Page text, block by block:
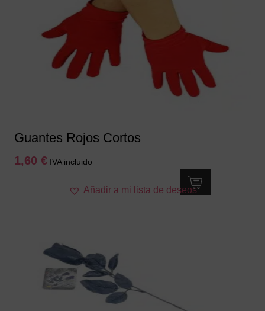
Guantes Rojos Cortos
1,60 € IVA incluido
Añadir a mi lista de deseos